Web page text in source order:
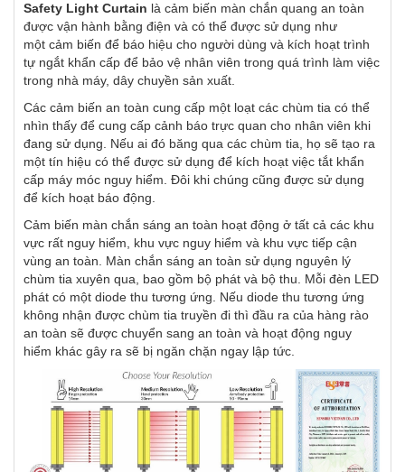
Safety Light Curtain là cảm biến màn chắn quang an toàn
được vận hành bằng điện và có thể được sử dụng như
một cảm biến để báo hiệu cho người dùng và kích hoạt trình
tự ngắt khẩn cấp để bảo vệ nhân viên trong quá trình làm việc
trong nhà máy, dây chuyền sản xuất.
Các cảm biến an toàn cung cấp một loạt các chùm tia có thể
nhìn thấy để cung cấp cảnh báo trực quan cho nhân viên khi
đang sử dụng. Nếu ai đó băng qua các chùm tia, họ sẽ tạo ra
một tín hiệu có thể được sử dụng để kích hoạt việc tắt khẩn
cấp máy móc nguy hiểm. Đôi khi chúng cũng được sử dụng
để kích hoạt báo động.
Cảm biến màn chắn sáng an toàn hoạt động ở tất cả các khu
vực rất nguy hiểm, khu vực nguy hiểm và khu vực tiếp cận
vùng an toàn. Màn chắn sáng an toàn sử dụng nguyên lý
chùm tia xuyên qua, bao gồm bộ phát và bộ thu. Mỗi đèn LED
phát có một diode thu tương ứng. Nếu diode thu tương ứng
không nhận được chùm tia truyền đi thì đầu ra của hàng rào
an toàn sẽ được chuyển sang an toàn và hoạt động nguy
hiểm khác gây ra sẽ bị ngăn chặn ngay lập tức.